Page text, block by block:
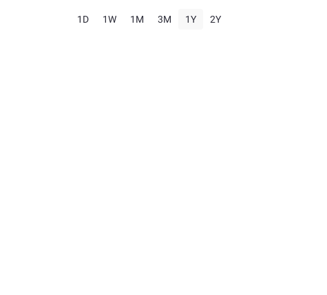
1D 1W 1M 3M 1Y 2Y